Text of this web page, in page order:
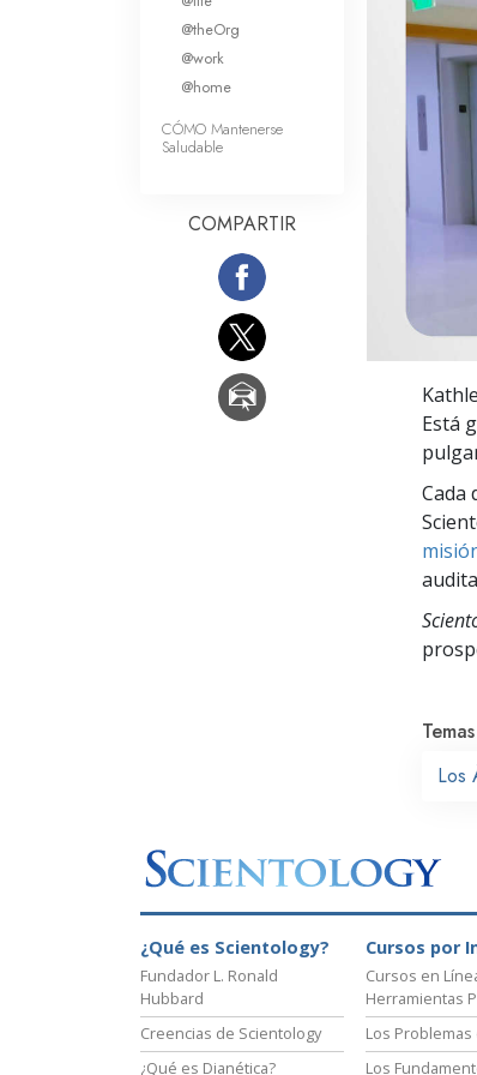
Amor y
Está
Cada
Temas
Los
@theOrg
@work
@home
CÓMO Mantenerse
Saludable
COMPARTIR
¿Qué es Scientology?
Fundador L. Ronald
Hubbard
Creencias de Scientology
¿Qué es Dianética?
Cursos por
Cursos en
Herramientas
Los Problemas
Los